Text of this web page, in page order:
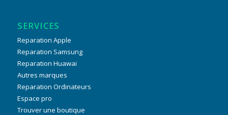
SERVICES
Reparation Apple
Reparation Samsung
Reparation Huawai
Autres marques
Reparation Ordinateurs
Espace pro
Trouver une boutique